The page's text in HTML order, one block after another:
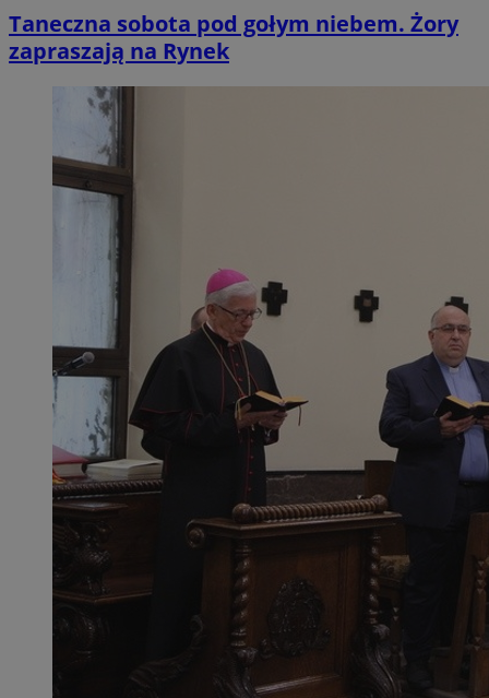
Taneczna sobota pod gołym niebem. Żory
zapraszają na Rynek